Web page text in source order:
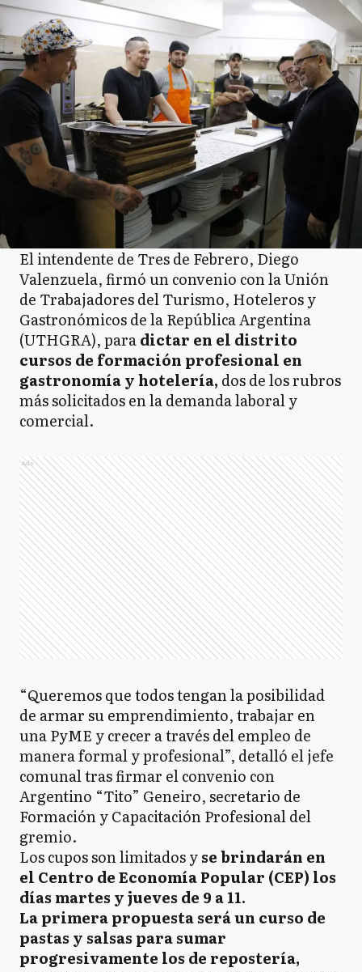
El intendente de Tres de Febrero, Diego
Valenzuela, firmó un convenio con la Unión
de Trabajadores del Turismo, Hoteleros y
Gastronómicos de la República Argentina
(UTHGRA), paradictar en el distrito
cursos de formación profesional en
gastronomía y hotelería, dos de los rubros
más solicitados en la demanda laboral y
comercial.
Ads
“Queremos que todos tengan la posibilidad
de armar su emprendimiento, trabajar en
una PyME y crecer a través del empleo de
manera formal y profesional”, detalló el jefe
comunal tras firmar el convenio con
Argentino “Tito” Geneiro, secretario de
Formación y Capacitación Profesional del
gremio.
Los cupos son limitados yse brindarán en
el Centro de Economía Popular (CEP) los
días martes y jueves de 9 a 11.
La primera propuesta será un curso de
pastas y salsas para sumar
progresivamente los de repostería,